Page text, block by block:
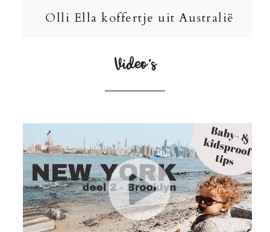
Olli Ella koffertje uit Australië
Video’s